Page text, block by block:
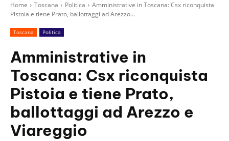
Home Toscana Politica
Amministrative in Toscana: Csx riconquista
Pistoia e tiene Prato, ballottaggi ad Arezzo...
Toscana Politica
Amministrative in
Toscana: Csx riconquista
Pistoia e tiene Prato,
ballottaggi ad Arezzo e
Viareggio